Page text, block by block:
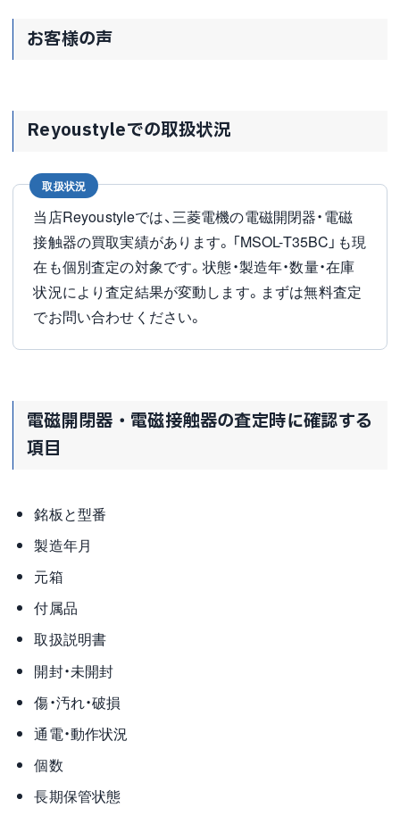
お客様の声
Reyoustyleでの取扱状況
取扱状況
当店Reyoustyleでは、三菱電機の電磁開閉器・電磁
接触器の買取実績があります。「MSOL-T35BC」も現
在も個別査定の対象です。状態・製造年・数量・在庫
状況により査定結果が変動します。まずは無料査定
でお問い合わせください。
電磁開閉器・電磁接触器の査定時に確認する
項目
銘板と型番
製造年月
元箱
付属品
取扱説明書
開封・未開封
傷・汚れ・破損
通電・動作状況
個数
長期保管状態